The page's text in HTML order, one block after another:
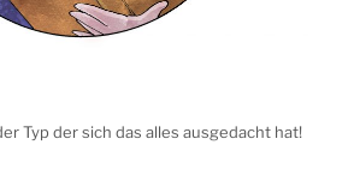
Typ der sich das alles ausgedacht hat!